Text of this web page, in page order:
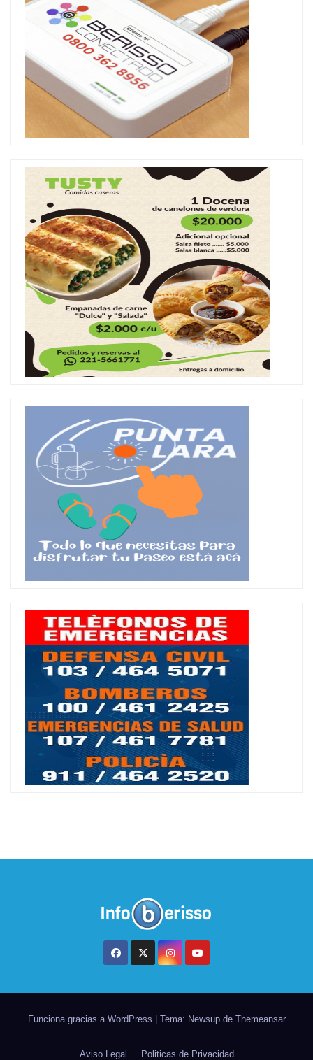
Funciona gracias a WordPress | Tema: Newsup de Themeansar
Aviso Legal Politicas de Privacidad